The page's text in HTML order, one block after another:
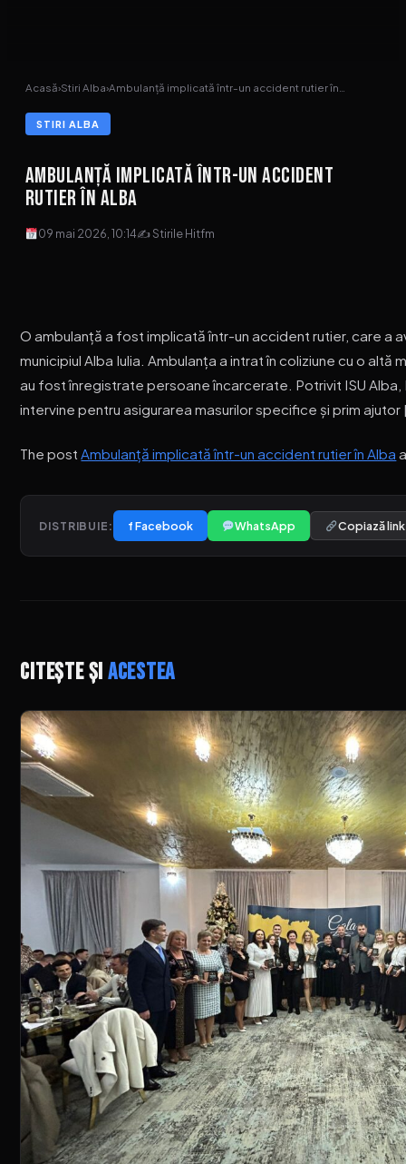
Acasă›Stiri Alba›Ambulanță implicată într-un accident rutier în…
STIRI ALBA
Ambulanță implicată într-un accident
rutier în Alba
09 mai 2026, 10:14✍ Stirile Hitfm
O ambulanță a fost implicată într-un accident rutier, care a
municipiul Alba Iulia. Ambulanța a intrat în coliziune cu o altă
au fost înregistrate persoane încarcerate. Potrivit ISU
intervine pentru asigurarea masurilor specifice și prim ajutor
The postAmbulanță implicată într-un accident rutier în Alba
DISTRIBUIE: f Facebook WhatsApp Copiază link
Citește șiacestea